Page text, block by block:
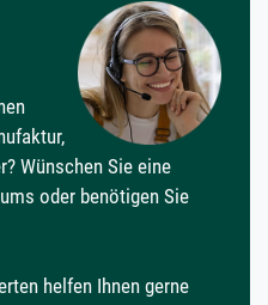
Wünschen Sie eine
oder benötigen Sie
helfen Ihnen gerne